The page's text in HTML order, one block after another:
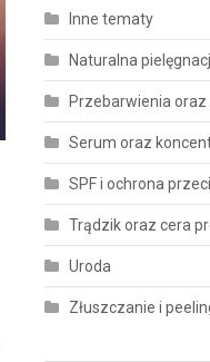
Inne tematy
Naturalna
Przebarwienia
Serum oraz
SPF i ochrona
Trądzik oraz cera
Uroda
Złuszczanie i